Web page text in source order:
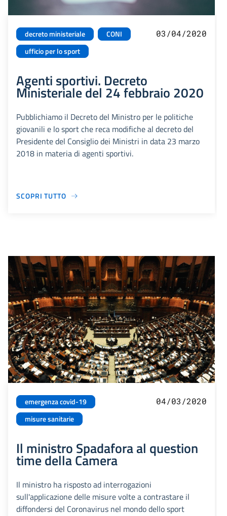
decreto ministeriale
CONI
ufficio per lo sport
03/04/2020
Agenti sportivi. Decreto
Ministeriale del 24 febbraio 2020
Pubblichiamo il Decreto del Ministro per le politiche
giovanili e lo sport che reca modifiche al decreto del
Presidente del Consiglio dei Ministri in data 23 marzo
2018 in materia di agenti sportivi.
SCOPRI TUTTO
emergenza covid-19
misure sanitarie
04/03/2020
Il ministro Spadafora al question
time della Camera
Il ministro ha risposto ad interrogazioni
sull'applicazione delle misure volte a contrastare il
diffondersi del Coronavirus nel mondo dello sport